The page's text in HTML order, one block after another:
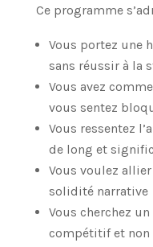
Ce programme
Vous portez une
sans réussir à la
Vous avez
vous sentez
Vous ressentez
de long et
Vous voulez
solidité narrative
Vous cherchez
compétitif et non